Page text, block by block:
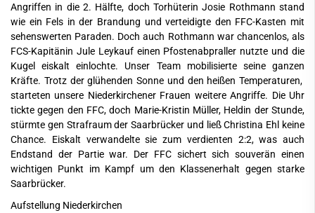
Angriffen in die 2. Hälfte, doch Torhüterin Josie Rothmann stand
wie ein Fels in der Brandung und verteidigte den FFC-Kasten mit
sehenswerten Paraden. Doch auch Rothmann war chancenlos, als
FCS-Kapitänin Jule Leykauf einen Pfostenabpraller nutzte und die
Kugel eiskalt einlochte. Unser Team mobilisierte seine ganzen
Kräfte. Trotz der glühenden Sonne und den heißen Temperaturen,
starteten unsere Niederkirchener Frauen weitere Angriffe. Die Uhr
tickte gegen den FFC, doch Marie-Kristin Müller, Heldin der Stunde,
stürmte gen Strafraum der Saarbrücker und ließ Christina Ehl keine
Chance. Eiskalt verwandelte sie zum verdienten 2:2, was auch
Endstand der Partie war. Der FFC sichert sich souverän einen
wichtigen Punkt im Kampf um den Klassenerhalt gegen starke
Saarbrücker.
Aufstellung Niederkirchen